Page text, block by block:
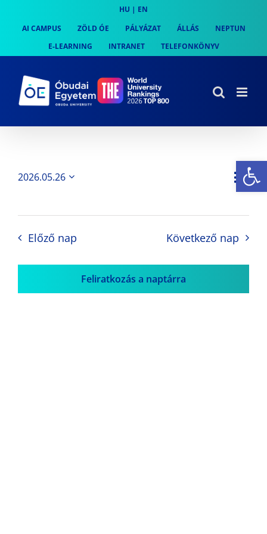
content
HU | EN
AI CAMPUS
ZÖLD ÓE PÁLYÁZAT ÁLLÁS
NEPTUN
E-LEARNING
INTRANET TELEFONKÖNYV
Nap
2026.05.26
Előző nap Következő nap
Feliratkozás a naptárra